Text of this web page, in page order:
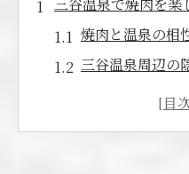
焼肉と温泉の相
三谷温泉周辺の
焼肉をよりおい